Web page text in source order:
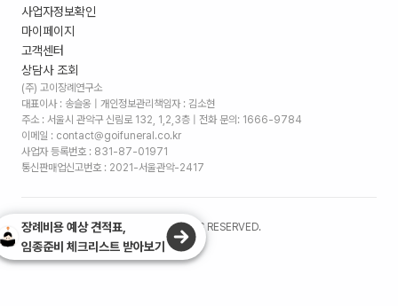
사업자정보확인
마이페이지
고객센터
상담사 조회
(주) 고이장례연구소
대표이사 : 송슬옹 | 개인정보관리책임자 : 김소현
주소 : 서울시 관악구 신림로 132, 1,2,3층 | 전화 문의: 1666-9784
이메일 : contact@goifuneral.co.kr
사업자 등록번호 : 831-87-01971
통신판매업신고번호 : 2021-서울관악-2417
©2026. (주)고이장례연구소 ALL RIGHTS RESERVED.
장례비용 예상 견적표,
임종준비 체크리스트 받아보기